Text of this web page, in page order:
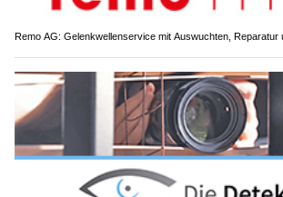
Remo AG: Gelenkwellenservice mit Auswuchten, Reparatur